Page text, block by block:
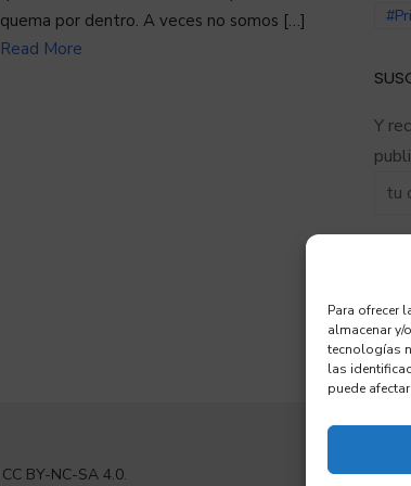
Para ofrecer
almacenar
tecnologías
las
puede
quema por dentro. A veces no somos […]
Read More
Y
CC BY-NC-SA 4.0.